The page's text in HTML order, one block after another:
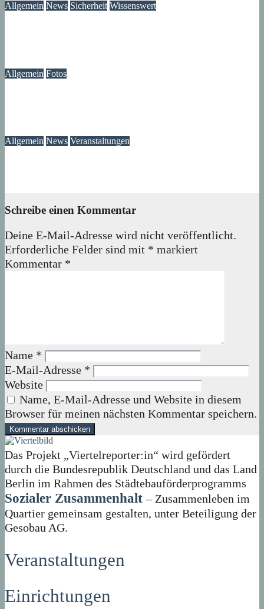
Allgemein News Sicherheit Wissenswert
Allgemein Fotos
Allgemein News Veranstaltungen
Schreibe einen Kommentar
Deine E-Mail-Adresse wird nicht veröffentlicht.
Erforderliche Felder sind mit * markiert
Kommentar *
Name *
E-Mail-Adresse *
Website
Name, E-Mail-Adresse und Website in diesem
Browser für meinen nächsten Kommentar speichern.
Das Projekt „Viertelreporter:in“ wird gefördert
durch die Bundesrepublik Deutschland und das Land
Berlin im Rahmen des Städtebauförderprogramms
Sozialer Zusammenhalt – Zusammenleben im
Quartier gemeinsam gestalten, unter Beteiligung der
Gesobau AG.
Veranstaltungen
Einrichtungen